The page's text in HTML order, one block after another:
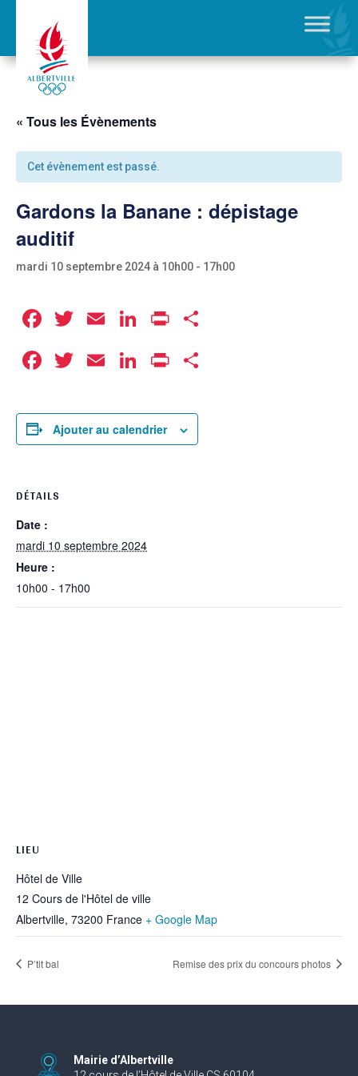
« Tous les Évènements
Cet évènement est passé.
Gardons la Banane : dépistage
auditif
mardi 10 septembre 2024 à 10h00 - 17h00
Facebook
Twitter
EmailLinkedIn
Print
Facebook
Twitter
EmailLinkedIn
Print
Ajouter au calendrier
DÉTAILS
Date :
mardi 10 septembre 2024
Heure :
10h00 - 17h00
LIEU
Hôtel de Ville
12 Cours de l'Hôtel de ville
Albertville, 73200 France + Google Map
P’tit bal Remise des prix du concours photos
Mairie d’Albertville